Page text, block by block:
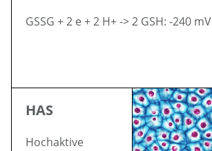
GSSG + 2 e + 2 H+ -> 2 GSH: -240 mV
HAS
Hochaktive